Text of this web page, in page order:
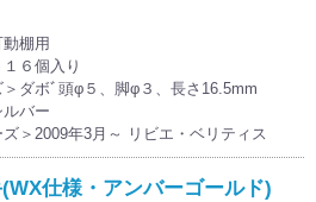
棚用
１６個入り
＞ダボﾞ頭φ５、脚φ３、長さ16.5mm
ルバー
ズ＞2009年3月～ リビエ・ベリティス
仕様・アンバーゴールド)